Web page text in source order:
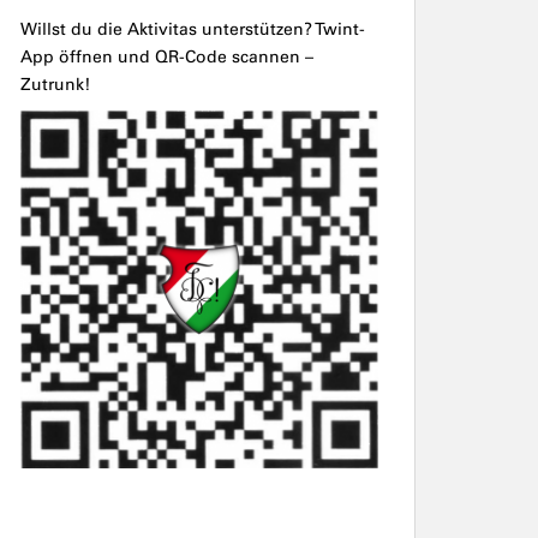
Willst du die Aktivitas unterstützen? Twint-
App öffnen und QR-Code scannen –
Zutrunk!